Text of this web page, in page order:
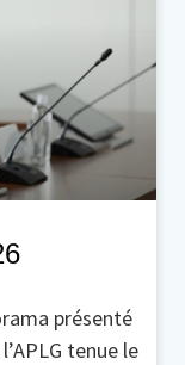
présenté
tenue le